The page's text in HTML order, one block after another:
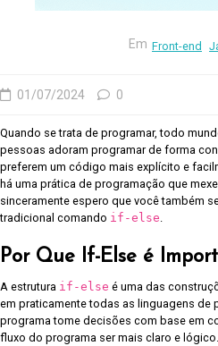
Em Front-end
01/07/2024 0
Quando se trata de programar, todo
pessoas adoram programar de forma
preferem um código mais explícito e
há uma prática de programação que
sinceramente espero que você também
tradicional comando if-else.
Por Que If-Else é
A estrutura if-else é uma das
em praticamente todas as linguagens de
programa tome decisões com base em
fluxo do programa ser mais claro e lógico.